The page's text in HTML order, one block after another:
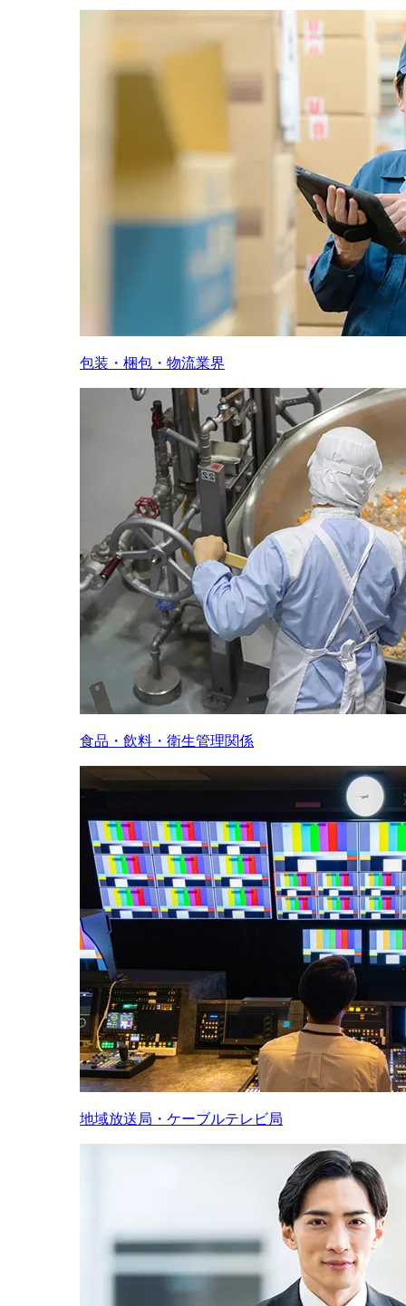
包装・梱包・物流業界
食品・飲料・衛生管理関係
地域放送局・ケーブルテレビ局